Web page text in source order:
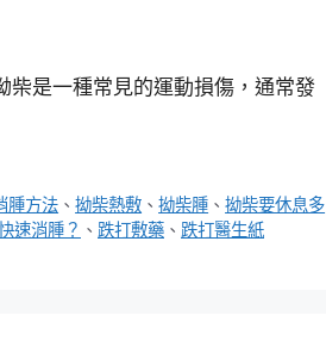
柴是一種常見的運動損傷，通常發
腫方法 、拗柴熱敷 、拗柴腫 、拗柴要休息多
速消腫？ 、 跌打敷藥 、 跌打醫生紙